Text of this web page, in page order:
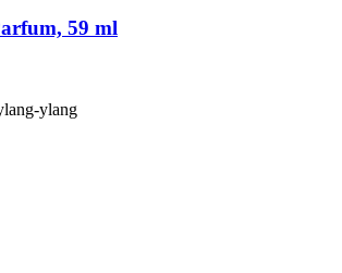
59 ml
ylang